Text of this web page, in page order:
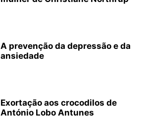
A prevenção da depressão e da
ansiedade
Exortação aos crocodilos de
António Lobo Antunes